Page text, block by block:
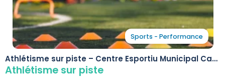
Sports - Performance
Athlétisme sur piste – Centre Esportiu Municipal Can
Dragó
Athlétisme sur piste